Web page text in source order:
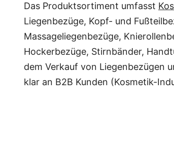
Das Produktsortiment umfasst
Liegenbezüge, Kopf- und
Massageliegenbezüge,
Hockerbezüge, Stirnbänder,
dem Verkauf von Liegenbezügen
klar an B2B Kunden (Kosmetik-